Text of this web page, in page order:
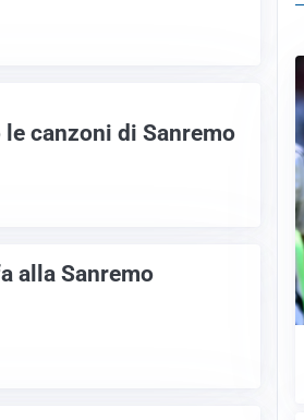
canzoni di Sanremo
alla Sanremo